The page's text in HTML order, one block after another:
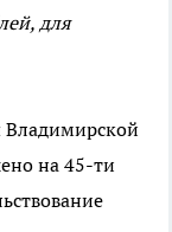
для
Владимирской
на 45-ти